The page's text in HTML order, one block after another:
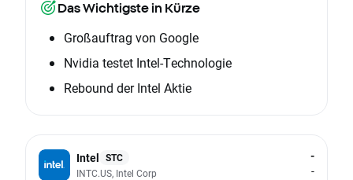
Das Wichtigste in Kürze
Großauftrag von Google
Nvidia testet Intel-Technologie
Rebound der Intel Aktie
Intel STC
INTC.US, Intel Corp
-
-